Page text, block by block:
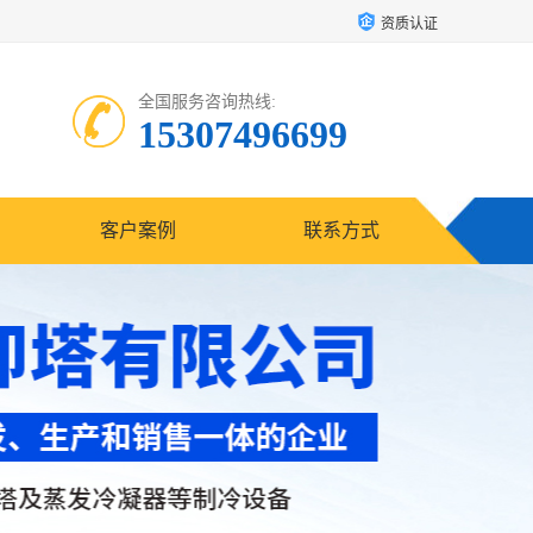
资质认证
全国服务咨询热线:
15307496699
客户案例 联系方式